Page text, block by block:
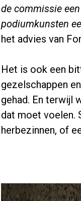
de commissie
podiumkunsten
het advies van
Het is ook een
gezelschappen
gehad. En terwijl
dat moet voelen.
herbezinnen, of